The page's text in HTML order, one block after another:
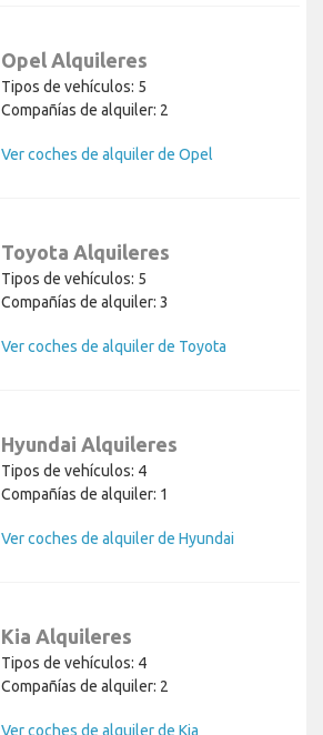
Opel Alquileres
Tipos de vehículos: 5
Compañías de alquiler: 2
Ver coches de alquiler de Opel
Toyota Alquileres
Tipos de vehículos: 5
Compañías de alquiler: 3
Ver coches de alquiler de Toyota
Hyundai Alquileres
Tipos de vehículos: 4
Compañías de alquiler: 1
Ver coches de alquiler de Hyundai
Kia Alquileres
Tipos de vehículos: 4
Compañías de alquiler: 2
Ver coches de alquiler de Kia